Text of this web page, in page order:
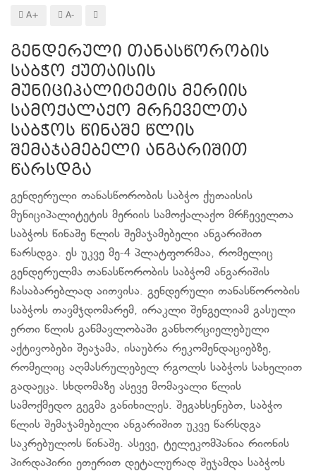
A+ A-
გენდერული თანასწორობის
საბჭო ქუთაისის
მუნიციპალიტეტის მერიის
სამოქალაქო მრჩეველთა
საბჭოს წინაშე წლის
შემაჯამებელი ანგარიშით
წარსდგა
გენდერული თანასწორობის საბჭო ქუთაისის
მუნიციპალიტეტის მერიის სამოქალაქო მრჩეველთა
საბჭოს წინაშე წლის შემაჯამებელი ანგარიშით
წარსდგა. ეს უკვე მე-4 პლატფორმაა, რომელიც
გენდერულმა თანასწორობის საბჭომ ანგარიშის
ჩასაბარებლად აითვისა. გენდერული თანასწორობის
საბჭოს თავმჯდომარემ, ირაკლი შენგელიამ გასული
ერთი წლის განმავლობაში განხორციელებული
აქტივობები შეაჯამა, ისაუბრა რეკომენდაციებზე,
რომელიც აღმასრულებელ რგოლს საბჭოს სახელით
გადაეცა. სხდომაზე ასევე მომავალი წლის
სამოქმედო გეგმა განიხილეს. შეგახსენებთ, საბჭო
წლის შემაჯამებელი ანგარიშით უკვე წარსდგა
საკრებულოს წინაშე. ასევე, ტელეკომპანია რიონის
პირდაპირი ეთერით დეტალურად შეჯამდა საბჭოს